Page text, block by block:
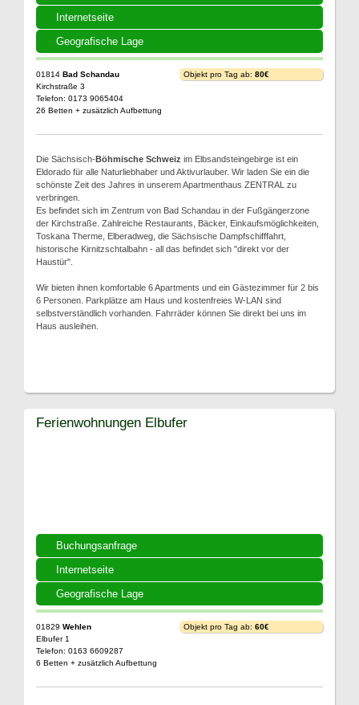
Internetseite
Geografische Lage
01814 Bad Schandau
Kirchstraße 3
Telefon: 0173 9065404
26 Betten + zusätzlich Aufbettung
Objekt pro Tag ab: 80€
Die Sächsisch-Böhmische Schweiz im Elbsandsteingebirge ist ein
Eldorado für alle Naturliebhaber und Aktivurlauber. Wir laden Sie ein die
schönste Zeit des Jahres in unserem Apartmenthaus ZENTRAL zu
verbringen.
Es befindet sich im Zentrum von Bad Schandau in der Fußgängerzone
der Kirchstraße. Zahlreiche Restaurants, Bäcker, Einkaufsmöglichkeiten,
Toskana Therme, Elberadweg, die Sächsische Dampfschifffahrt,
historische Kirnitzschtalbahn - all das befindet sich "direkt vor der
Haustür".
Wir bieten ihnen komfortable 6 Apartments und ein Gästezimmer für 2 bis
6 Personen. Parkplätze am Haus und kostenfreies W-LAN sind
selbstverständlich vorhanden. Fahrräder können Sie direkt bei uns im
Haus ausleihen.
Buchungsanfrage
Internetseite
Geografische Lage
Ferienwohnungen Elbufer
01829 Wehlen
Elbufer 1
Telefon: 0163 6609287
6 Betten + zusätzlich Aufbettung
Objekt pro Tag ab: 60€